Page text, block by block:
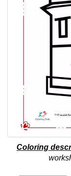
Coloring